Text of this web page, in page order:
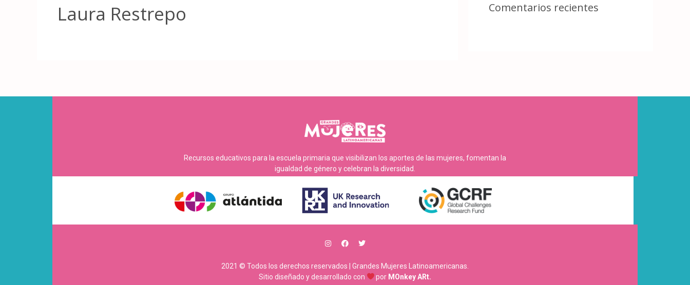
Laura Restrepo Comentarios recientes
Recursos educativos para la escuela primaria que visibilizan los aportes de las mujeres, fomentan la
igualdad de género y celebran la diversidad.
2021 © Todos los derechos reservados | Grandes Mujeres Latinoamericanas.
Sitio diseñado y desarrollado con
por MOnkey ARt.